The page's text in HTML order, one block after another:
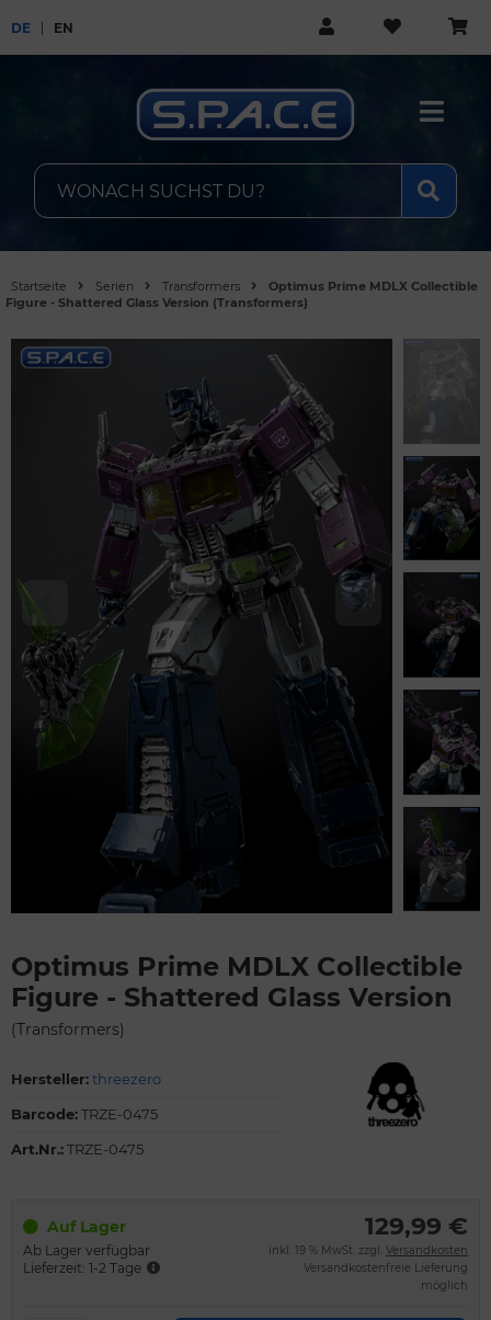
DE EN
Startseite Serien Transformers
Optimus Prime MDLX Collectible
Figure - Shattered Glass Version (Transformers)
Optimus Prime MDLX Collectible
Figure - Shattered Glass Version
(Transformers)
Hersteller:threezero
Barcode:TRZE-0475
Art.Nr.:TRZE-0475
Auf Lager
Ab Lager verfügbar
Lieferzeit: 1-2 Tage
129,99 €
inkl. 19 % MwSt. zzgl. Versandkosten
Versandkostenfreie Lieferung
möglich